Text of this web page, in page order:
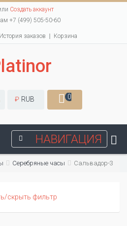
Создать аккаунт
+7 (499) 505-50-60
История заказов Корзина
₽ RUB 0
НАВИГАЦИЯ
Серебряные часы Сальвадор-3
скрыть фильтр